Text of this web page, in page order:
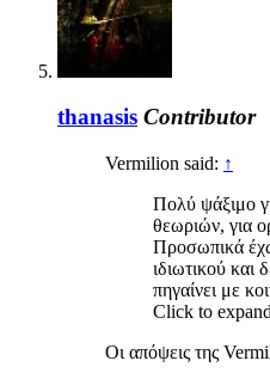
thanasis Contributor
Vermilion said: ↑
Πολύ ψάξιμο
θεωριών, για
Προσωπικά
ιδιωτικού και
πηγαίνει με
Click to
Οι απόψεις της